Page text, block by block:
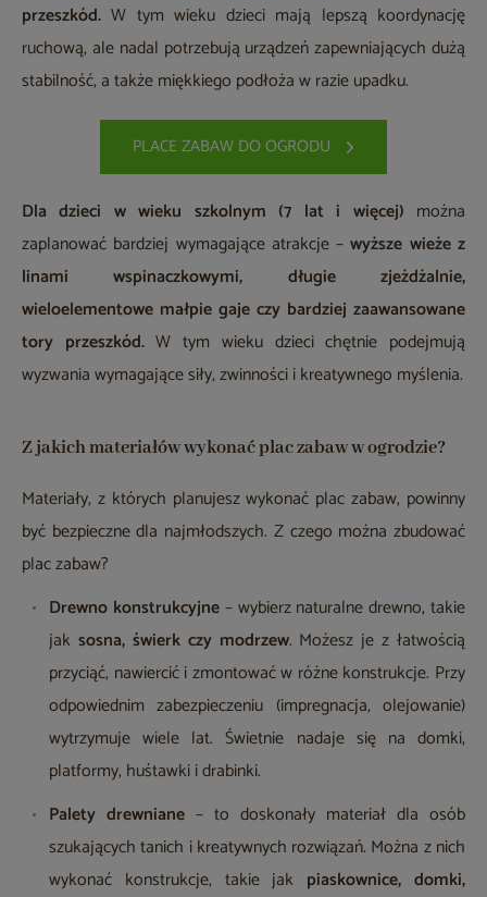
przeszkód. W tym wieku dzieci mają lepszą koordynację
ruchową, ale nadal potrzebują urządzeń zapewniających dużą
stabilność, a także miękkiego podłoża w razie upadku.
PLACE ZABAW DO OGRODU
Dla dzieci w wieku szkolnym (7 lat i więcej) można
zaplanować bardziej wymagające atrakcje –wyższe wieże z
linami wspinaczkowymi, długie zjeżdżalnie,
wieloelementowe małpie gaje czy bardziej zaawansowane
tory przeszkód.W tym wieku dzieci chętnie podejmują
wyzwania wymagające siły, zwinności i kreatywnego myślenia.
Z jakich materiałów wykonać plac zabaw w ogrodzie?
Materiały, z których planujesz wykonać plac zabaw, powinny
być bezpieczne dla najmłodszych. Z czego można zbudować
plac zabaw?
Drewno konstrukcyjne– wybierz naturalne drewno, takie
jak sosna, świerk czy modrzew. Możesz je z łatwością
przyciąć, nawiercić i zmontować w różne konstrukcje. Przy
odpowiednim zabezpieczeniu (impregnacja, olejowanie)
wytrzymuje wiele lat. Świetnie nadaje się na domki,
platformy, huśtawki i drabinki.
Palety drewniane – to doskonały materiał dla osób
szukających tanich i kreatywnych rozwiązań. Można z nich
wykonać konstrukcje, takie jak piaskownice, domki,